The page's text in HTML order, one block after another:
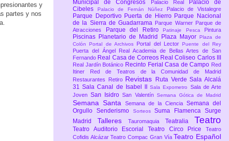
y
partes y nos
Municipal de Congresos
Palacio Real
Palacio de
Cibeles
Palacio de Fernán Núñez Palacio de Vistalegre
Parque Deportivo Puerta de Hierro Parque Nacional
de la Sierra de Guadarrama Parque Warner Parque de
Atracciones
Parque del Retiro Patinaje Pesca Pintura
Piscinas Planetario de Madrid Plaza Mayor
Plaza de
Colón Portal de Archivos Portal del LectorPuente del Rey
Puerta del Ángel
Real Academia de Bellas Artes de San
Fernando Real Casa de Correos Real Coliseo Carlos III
Real Jardín Botánico Recinto Ferial Casa de Campo Red
Itiner
Red de Teatros de la Comunidad de Madrid
Restaurantes
Retiro Revistas Ruta VerdeSala Alcalá
31Sala Canal de Isabel IISala Expometro Sala de Arte
JovenSan IsidroSan Valentín Semana Gótica de Madrid
Semana Santa Semana de la Ciencia Semana del
Orgullo Senderismo SorteosSuma FlamencaSurge
Madrid Talleres Tauromaquia Teatralia Teatro
Teatro Auditorio Escorial Teatro Circo Price Teatro
Cofidis AlcázarTeatro Compac Gran Vía Teatro Español